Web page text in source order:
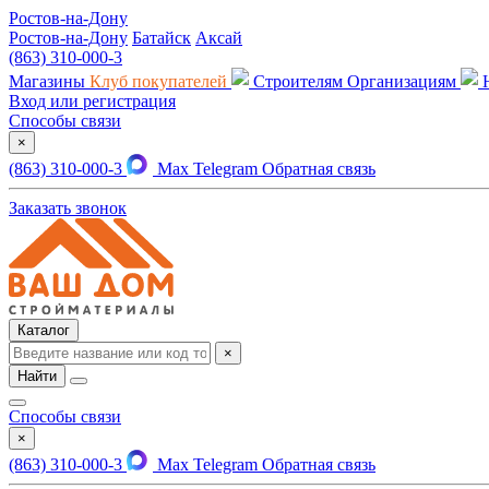
Ростов-на-Дону
Ростов-на-Дону Батайск Аксай
(863) 310-000-3
Магазины Клуб покупателей Строителям Организациям
Вход или регистрация
Способы связи
×
(863) 310-000-3 Max Telegram Обратная связь
Заказать звонок
Каталог
×
Найти
Способы связи
×
(863) 310-000-3 Max Telegram Обратная связь